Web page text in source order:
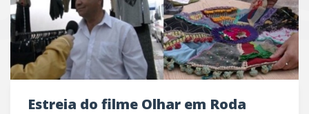
Estreia do filme Olhar em Roda